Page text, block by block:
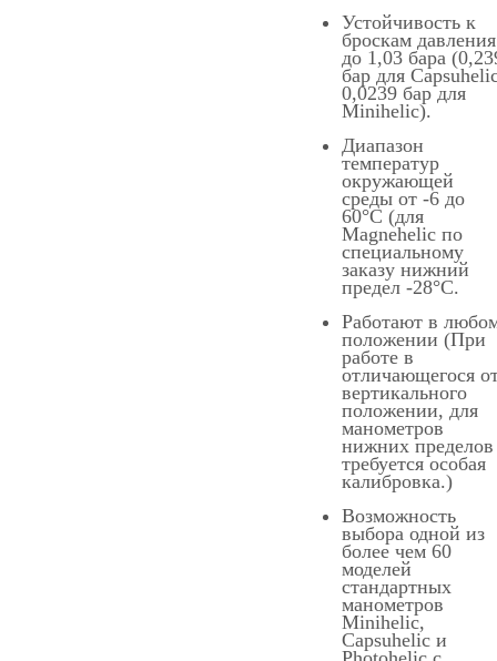
Устойчивость к
броскам давления
до 1,03 бара
бар для
0,0239 бар для
Minihelic).
Диапазон
температур
окружающей
среды от -6 до
60°C (для
Magnehelic по
специальному
заказу нижний
предел -28°C.
Работают в
положении (При
работе в
отличающегося
вертикального
положении, для
манометров
нижних пределов
требуется особая
калибровка.)
Возможность
выбора одной из
более чем 60
моделей
стандартных
манометров
Minihelic,
Capsuhelic и